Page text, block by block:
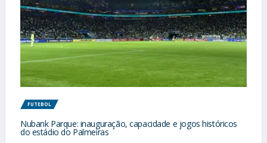
FUTEBOL
Nubank Parque: inauguração, capacidade e jogos históricos
do estádio do Palmeiras